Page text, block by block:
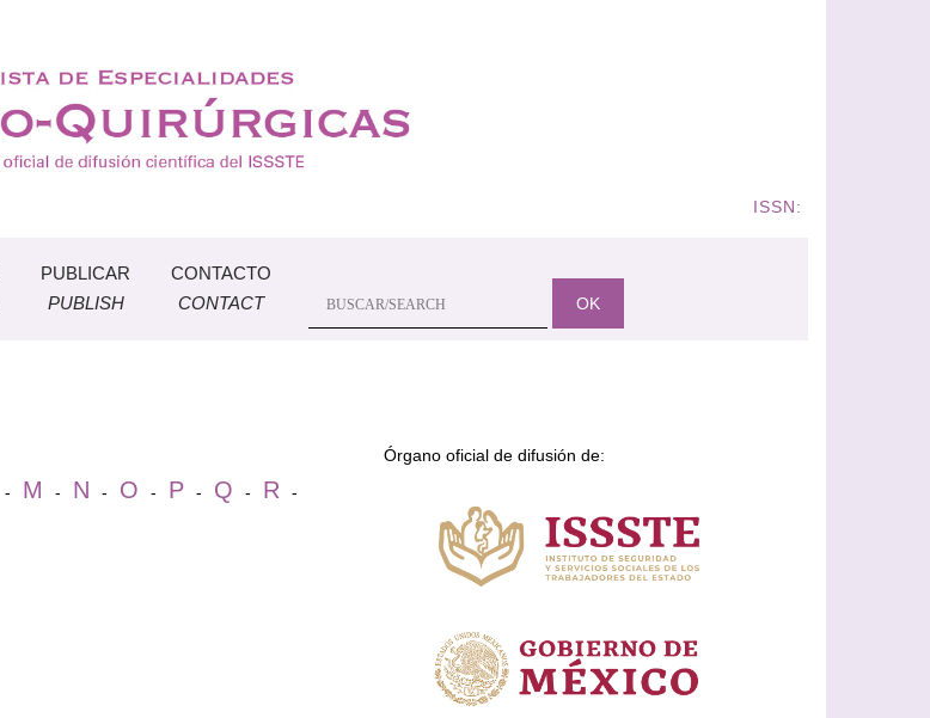
ISSN:
PUBLICAR
PUBLISH
CONTACTO
CONTACT
OK
- M - N - O - P - Q - R -
Órgano oficial de difusión de: